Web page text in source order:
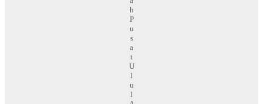
h
P
u
s
a
t
U
l
u
l